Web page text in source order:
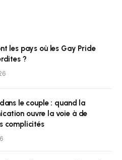
les pays où les Gay Pride
?
le couple : quand la
ouvre la voie à de
complicités